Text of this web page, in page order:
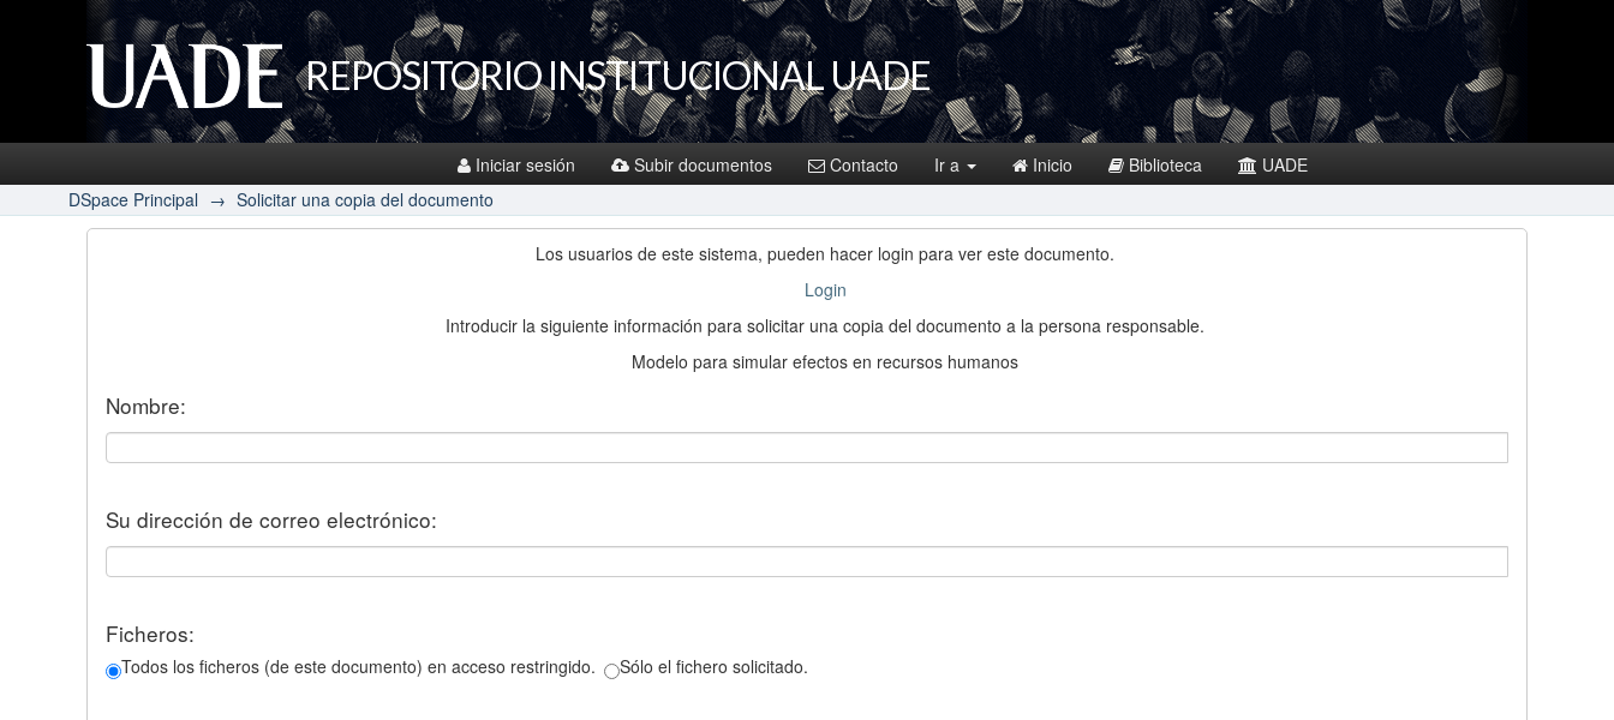
REPOSITORIO INSTITUCIONAL UADE
Iniciar sesión Subir documentos Contacto Ir a Inicio Biblioteca
UADE
DSpace Principal → Solicitar una copia del documento
Los usuarios de este sistema, pueden hacer login para ver este documento.
Login
Introducir la siguiente información para solicitar una copia del documento a la persona responsable.
Modelo para simular efectos en recursos humanos
Nombre:
Su dirección de correo electrónico:
Ficheros:
Todos los ficheros (de este documento) en acceso restringido. Sólo el fichero solicitado.